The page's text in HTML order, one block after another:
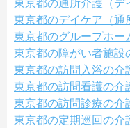
東京都の通所介護（デ
東京都のデイケア（通
東京都のグループホー
東京都の障がい者施設
東京都の訪問入浴の介
東京都の訪問看護の介
東京都の訪問診療の介
東京都の定期巡回の介